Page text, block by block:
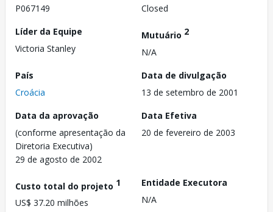
P067149
Closed
Líder da Equipe
Victoria Stanley
Mutuário 2
N/A
País
Croácia
Data de divulgação
13 de setembro de 2001
Data da aprovação
(conforme apresentação da
Diretoria Executiva)
29 de agosto de 2002
Data Efetiva
20 de fevereiro de 2003
Custo total do projeto 1
US$ 37.20 milhões
Entidade Executora
N/A